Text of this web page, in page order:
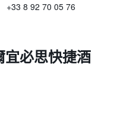
+33 8 92 70 05 76
必思快捷酒